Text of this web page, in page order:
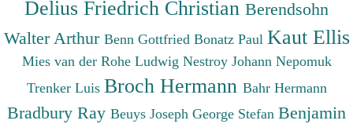
Delius Friedrich Christian Berendsohn
Walter Arthur Benn Gottfried Bonatz Paul Kaut Ellis
Mies van der Rohe Ludwig Nestroy Johann Nepomuk
Trenker Luis Broch Hermann Bahr Hermann
Bradbury Ray Beuys Joseph George Stefan Benjamin